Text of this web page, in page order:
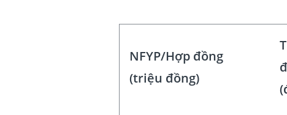
NFYP/Hợp đồng
(triệu đồng)